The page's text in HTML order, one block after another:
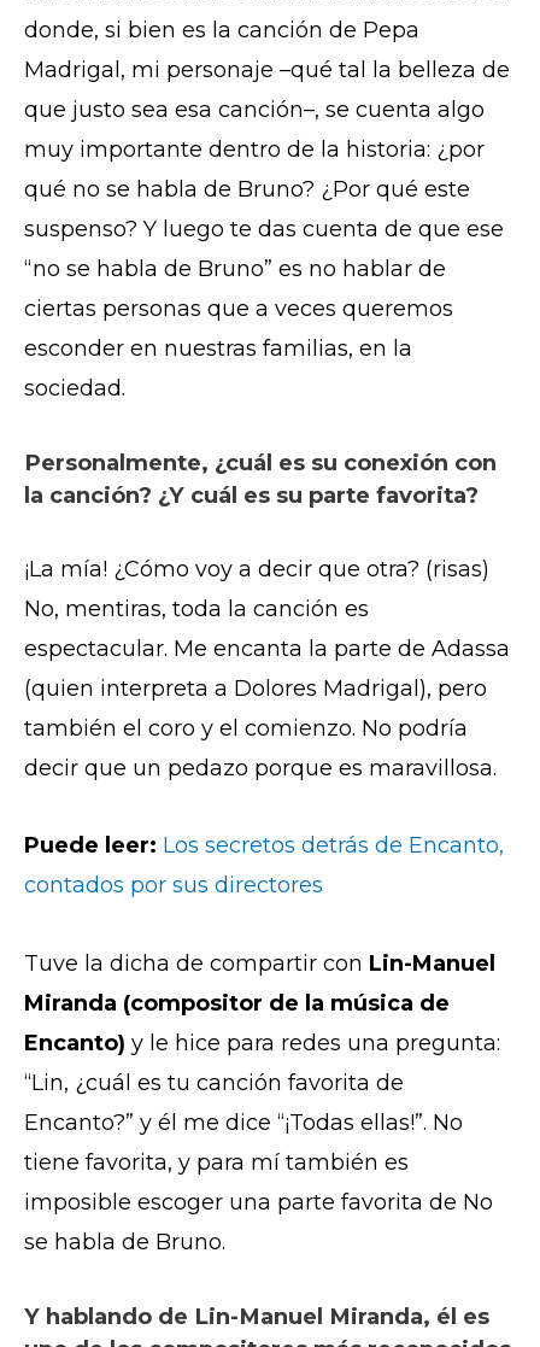
donde, si bien es la canción de Pepa
Madrigal, mi personaje –qué tal la belleza de
que justo sea esa canción–, se cuenta algo
muy importante dentro de la historia: ¿por
qué no se habla de Bruno? ¿Por qué este
suspenso? Y luego te das cuenta de que ese
“no se habla de Bruno” es no hablar de
ciertas personas que a veces queremos
esconder en nuestras familias, en la
sociedad.
Personalmente, ¿cuál es su conexión con
la canción? ¿Y cuál es su parte favorita?
¡La mía! ¿Cómo voy a decir que otra? (risas)
No, mentiras, toda la canción es
espectacular. Me encanta la parte de Adassa
(quien interpreta a Dolores Madrigal), pero
también el coro y el comienzo. No podría
decir que un pedazo porque es maravillosa.
Puede leer: Los secretos detrás de Encanto,
contados por sus directores
Tuve la dicha de compartir con Lin-Manuel
Miranda (compositor de la música de
Encanto) y le hice para redes una pregunta:
“Lin, ¿cuál es tu canción favorita de
Encanto?” y él me dice “¡Todas ellas!”. No
tiene favorita, y para mí también es
imposible escoger una parte favorita de No
se habla de Bruno.
Y hablando de Lin-Manuel Miranda, él es